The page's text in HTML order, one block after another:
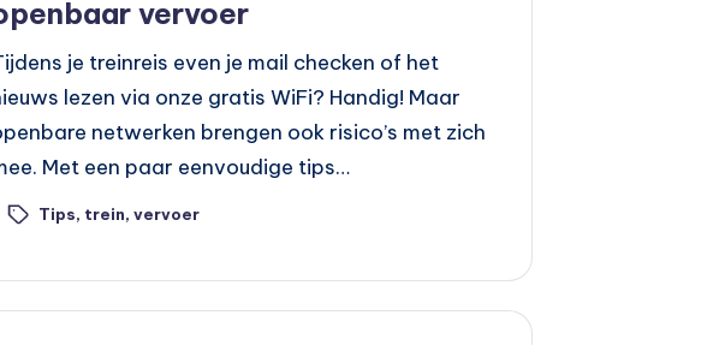
vervoer
je treinreis even je mail checken of het
lezen via onze gratis WiFi? Handig! Maar
netwerken brengen ook risico’s met zich
Met een paar eenvoudige tips…
Tips, trein, vervoer